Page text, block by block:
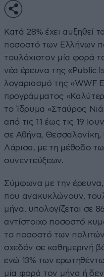
Κατά 28% έχει αυξηθεί
ποσοστό των Ελλήνων
τουλάχιστον μία φορά
νέα έρευνα της «Public
λογαριασμό της «WWF
προγράμματος
το Ίδρυμα «Σταύρος
από τις 11 έως τις 19
σε Αθήνα, Θεσσαλονίκη,
Λάρισα, με τη μέθοδο
συνεντεύξεων.
Σύμφωνα με την
που ανακυκλώνουν,
μήνα, υπολογίζεται σε
αντίστοιχο ποσοστό
το ποσοστό των
σχεδόν σε καθημερινή
ενώ 13% των
μία φορά τον μήνα ή δεν